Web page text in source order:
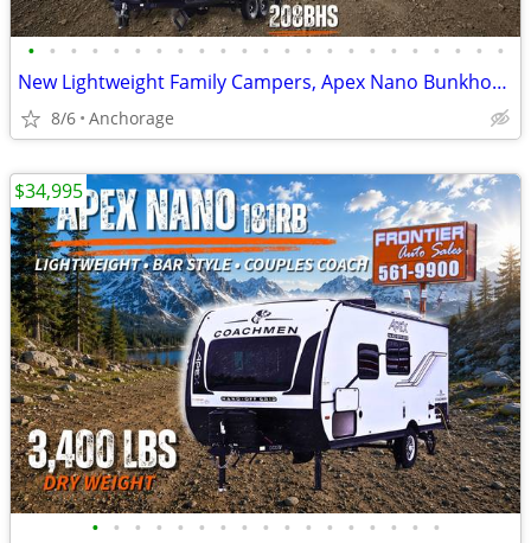
• • • • • • • • • • • • • • • • • • • • • • •
New Lightweight Family Campers, Apex Nano Bunkhouse Trailers
8/6 Anchorage
• • • • • • • • • • • • • • • • •
$34,995